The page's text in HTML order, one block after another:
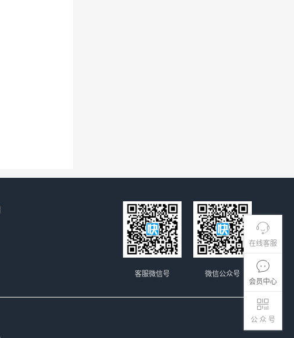
在线客服
会员中心
公 众 号
微信公众号
客服微信号